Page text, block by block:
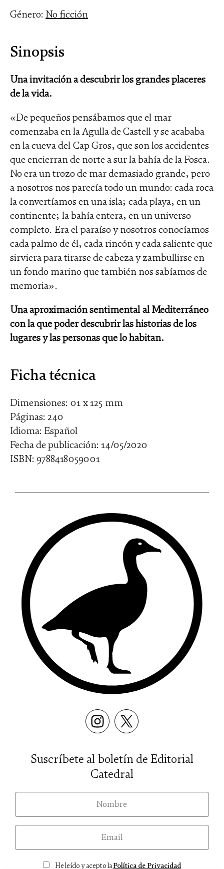
Género: No ficción
Sinopsis
Una invitación a descubrir los grandes placeres
de la vida.
«De pequeños pensábamos que el mar
comenzaba en la Agulla de Castell y se acababa
en la cueva del Cap Gros, que son los accidentes
que encierran de norte a sur la bahía de la Fosca.
No era un trozo de mar demasiado grande, pero
a nosotros nos parecía todo un mundo: cada roca
la convertíamos en una isla; cada playa, en un
continente; la bahía entera, en un universo
completo. Era el paraíso y nosotros conocíamos
cada palmo de él, cada rincón y cada saliente que
sirviera para tirarse de cabeza y zambullirse en
un fondo marino que también nos sabíamos de
memoria».
Una aproximación sentimental al Mediterráneo
con la que poder descubrir las historias de los
lugares y las personas que lo habitan.
Ficha técnica
Dimensiones: 01 x 125 mm
Páginas: 240
Idioma: Español
Fecha de publicación: 14/05/2020
ISBN: 9788418059001
Suscríbete al boletín de Editorial
Catedral
ConsentimientoHe leído y acepto laPolítica de Privacidad